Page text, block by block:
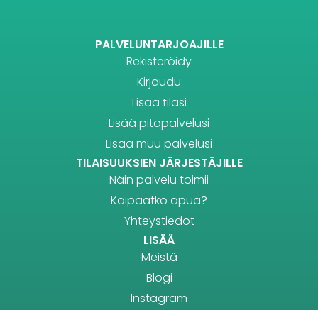
PALVELUNTARJOAJILLE
Rekisteröidy
Kirjaudu
Lisää tilasi
Lisää pitopalvelusi
Lisää muu palvelusi
TILAISUUKSIEN JÄRJESTÄJILLE
Näin palvelu toimii
Kaipaatko apua?
Yhteystiedot
LISÄÄ
Meistä
Blogi
Instagram